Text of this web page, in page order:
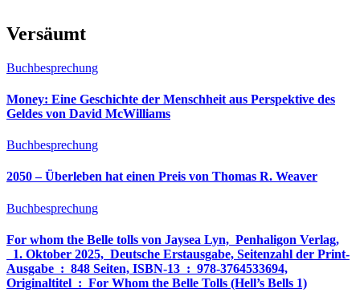
Versäumt
Buchbesprechung
Money: Eine Geschichte der Menschheit aus Perspektive des
Geldes von David McWilliams
Buchbesprechung
2050 – Überleben hat einen Preis von Thomas R. Weaver
Buchbesprechung
For whom the Belle tolls von Jaysea Lyn, ‎ Penhaligon Verlag,
‎ 1. Oktober 2025, ‎ Deutsche Erstausgabe, Seitenzahl der Print-
Ausgabe ‏ : ‎ 848 Seiten, ISBN-13 ‏ : ‎ 978-3764533694,
Originaltitel ‏ : ‎ For Whom the Belle Tolls (Hell’s Bells 1)